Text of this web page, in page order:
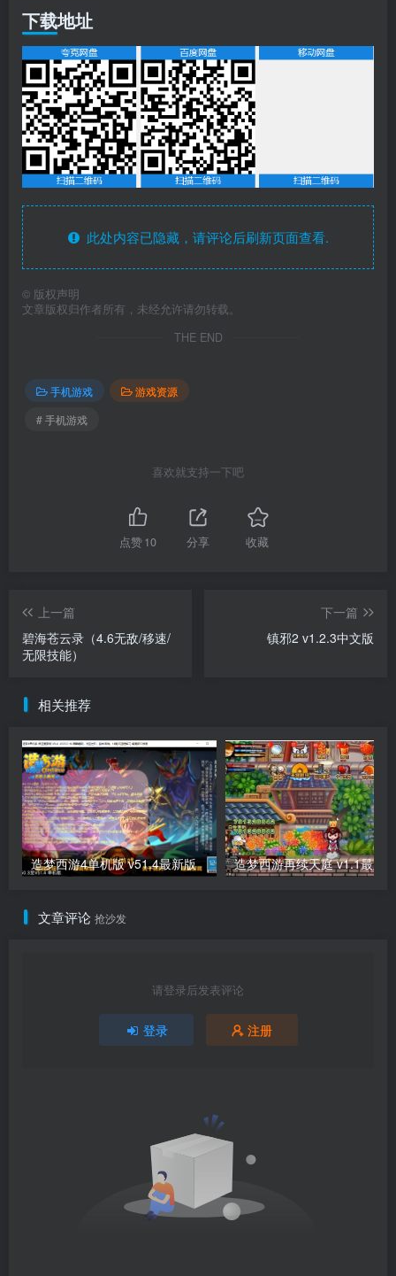
下载地址
此处内容已隐藏，请评论后刷新页面查看.
© 版权声明
文章版权归作者所有，未经允许请勿转载。
THE END
手机游戏
游戏资源
# 手机游戏
喜欢就支持一下吧
点赞10 分享 收藏
上一篇
碧海苍云录（4.6无敌/移速/
无限技能）
下一篇
镇邪2 v1.2.3中文版
相关推荐
造梦西游4单机版 v51.4最新版 造梦西游再续天庭 v1.1最新
文章评论 抢沙发
请登录后发表评论
登录 注册